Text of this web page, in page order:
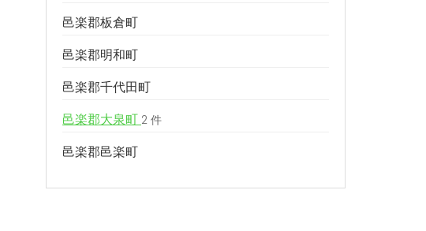
邑楽郡板倉町
邑楽郡明和町
邑楽郡千代田町
邑楽郡大泉町 2 件
邑楽郡邑楽町